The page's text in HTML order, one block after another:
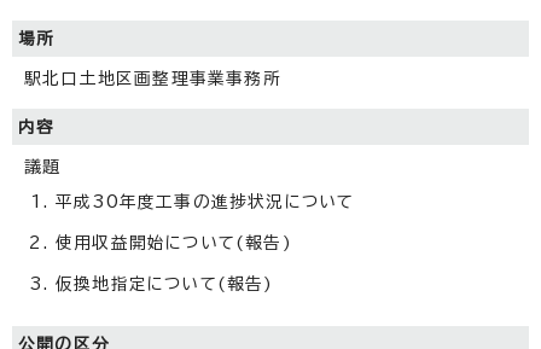
場所
駅北口土地区画整理事業事務所
内容
議題
平成30年度工事の進捗状況について
使用収益開始について(報告)
仮換地指定について(報告)
公開の区分